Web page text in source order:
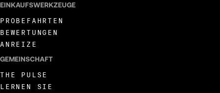
EINKAUFSWERKZEUGE
PROBEFAHRTEN
BEWERTUNGEN
ANREIZE
GEMEINSCHAFT
THE PULSE
LERNEN SIE